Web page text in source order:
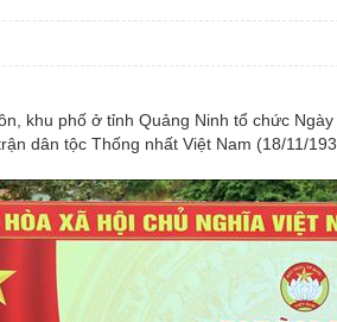
khu phố ở tỉnh Quảng Ninh tổ chức
dân tộc Thống nhất Việt Nam (18/11/